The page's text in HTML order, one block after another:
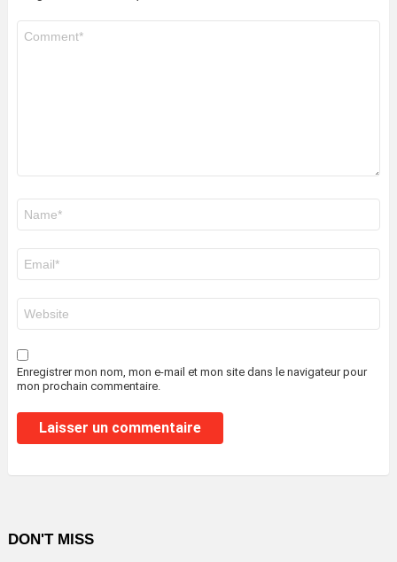
mail
*
web
Enregistrer mon nom, mon e-mail et mon site dans le navigateur pour
mon prochain commentaire.
DON'T MISS